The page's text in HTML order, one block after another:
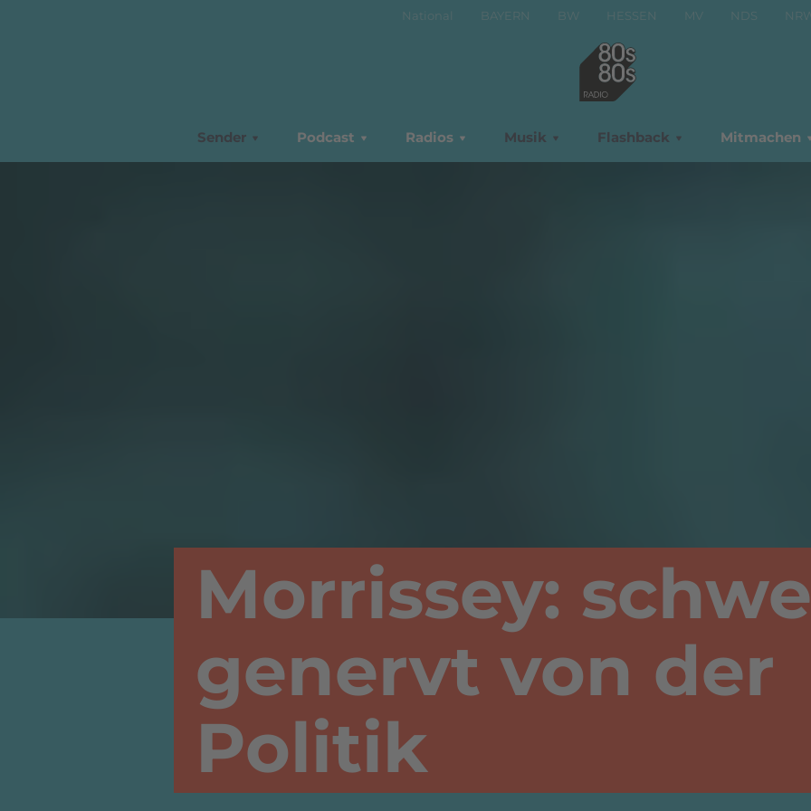
National BAYERN BW HESSEN MV NDS
Sender Podcast Radios Musik Flashback Mitmachen
Morrissey:
genervt von der
Politik